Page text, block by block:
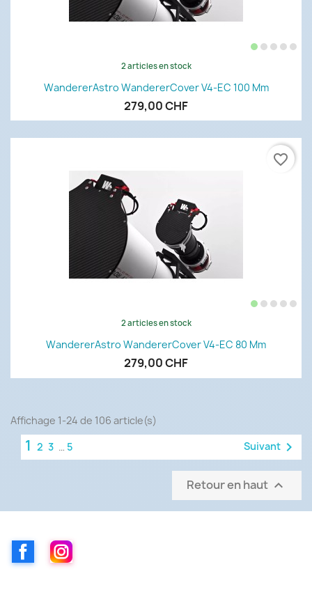
2 articles en stock
WandererAstro WandererCover V4-EC 100 Mm
279,00 CHF
2 articles en stock
WandererAstro WandererCover V4-EC 80 Mm
279,00 CHF
favorite_border
Affichage 1-24 de 106 article(s)
1 2 3 … 5 Suivant 
Retour en haut 
FacebookInstagram